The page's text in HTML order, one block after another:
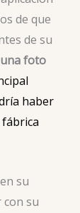
de que
de su
una foto
haber
su
con su